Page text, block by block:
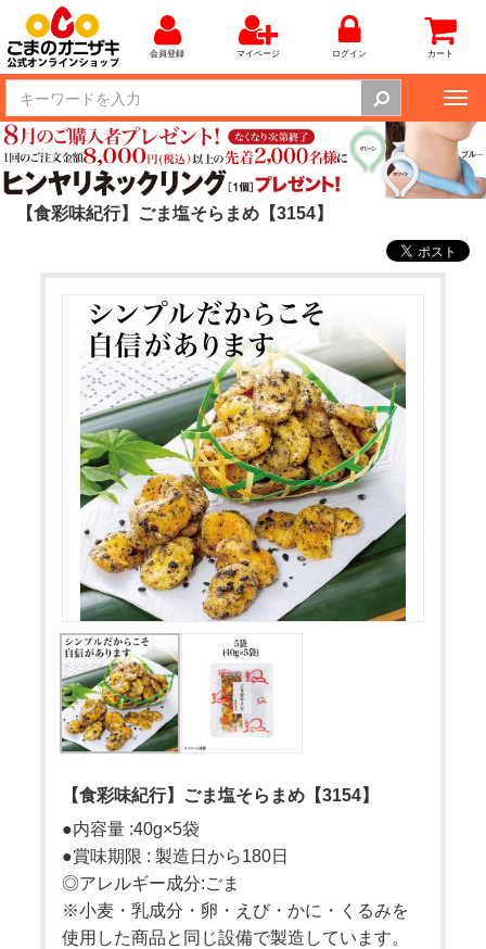
会員登録 マイページ ログイン カート
【食彩味紀行】ごま塩そらまめ【3154】
【食彩味紀行】ごま塩そらまめ【3154】
●内容量 :40g×5袋
●賞味期限 : 製造日から180日
◎アレルギー成分:ごま
※小麦・乳成分・卵・えび・かに・くるみを
使用した商品と同じ設備で製造しています。